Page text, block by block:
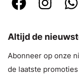
Altijd de
Abonneer op onze
de laatste promoties